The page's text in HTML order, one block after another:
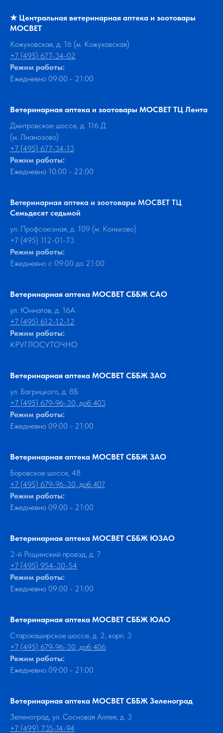
★Центральная ветеринарная аптека и зоотовары
МОСВЕТ
Кожуховская, д. 16 (м. Кожуховская)
+7 (495) 677-34-02
Режим работы:
Ежедневно 09:00 - 21:00
Ветеринарная аптека и зоотовары МОСВЕТ ТЦ Лента
Дмитровское шоссе, д. 116 Д
(м. Лианозово)
+7 (495) 677-34-13
Режим работы:
Ежедневно 10:00 - 22:00
Ветеринарная аптека и зоотовары МОСВЕТ ТЦ
Семьдесят седьмой
ул. Профсоюзная, д. 109 (м. Коньково)
+7 (495) 112-01-73
Режим работы:
Ежедневно с 09:00 до 21:00
Ветеринарная аптека МОСВЕТ СББЖ САО
ул. Юннатов, д. 16А
+7 (495) 612-12-12
Режим работы:
КРУГЛОСУТОЧНО
Ветеринарная аптека МОСВЕТ СББЖ ЗАО
ул. Багрицкого, д. 8Б
+7 (495) 679-96-30, доб 403
Режим работы:
Ежедневно 09:00 - 21:00
Ветеринарная аптека МОСВЕТ СББЖ ЗАО
Боровское шоссе, 48
+7 (495) 679-96-30, доб 407
Режим работы:
Ежедневно 09:00 - 21:00
Ветеринарная аптека МОСВЕТ СББЖ ЮЗАО
2-й Рощинский проезд, д. 7
+7 (495) 954-30-54
Режим работы:
Ежедневно 09:00 - 21:00
Ветеринарная аптека МОСВЕТ СББЖ ЮАО
Старокаширское шоссе, д. 2, корп. 3
+7 (495) 679-96-30, доб 406
Режим работы:
Ежедневно 09:00 - 21:00
Ветеринарная аптека МОСВЕТ СББЖ Зеленоград
Зеленоград, ул. Сосновая Аллея, д. 3
+7 (499) 735-14-94